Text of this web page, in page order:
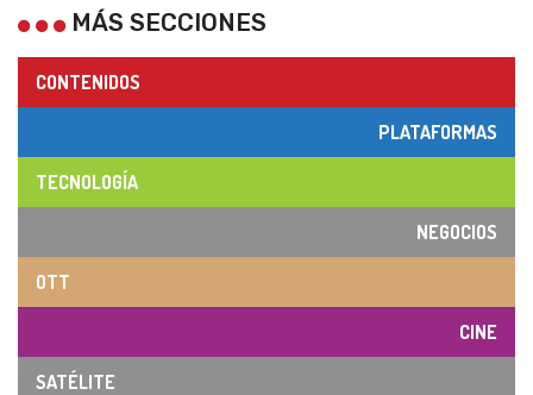
MÁS SECCIONES
CONTENIDOS
PLATAFORMAS
TECNOLOGÍA
NEGOCIOS
OTT
CINE
SATÉLITE